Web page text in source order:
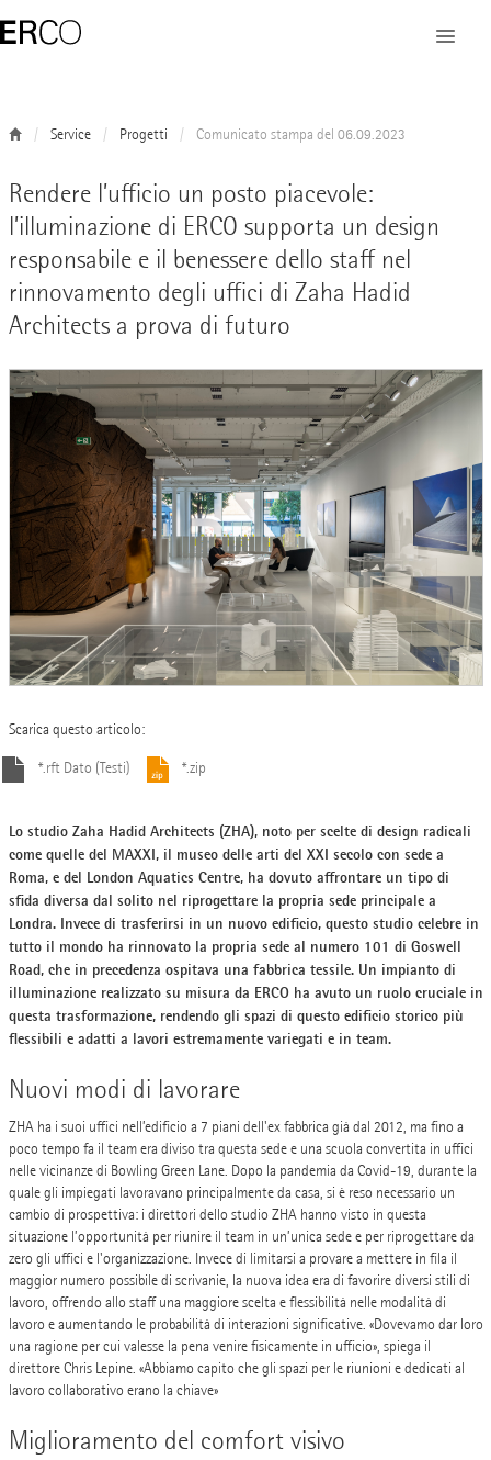
Service Progetti Comunicato stampa del 06.09.2023
Rendere l’ufficio un posto piacevole:
l’illuminazione di ERCO supporta un design
responsabile e il benessere dello staff nel
rinnovamento degli uffici di Zaha Hadid
Architects a prova di futuro
Scarica questo articolo:
*.rft Dato (Testi) *.zip
Lo studio Zaha Hadid Architects (ZHA), noto per scelte di design radicali
come quelle del MAXXI, il museo delle arti del XXI secolo con sede a
Roma, e del London Aquatics Centre, ha dovuto affrontare un tipo di
sfida diversa dal solito nel riprogettare la propria sede principale a
Londra. Invece di trasferirsi in un nuovo edificio, questo studio celebre in
tutto il mondo ha rinnovato la propria sede al numero 101 di Goswell
Road, che in precedenza ospitava una fabbrica tessile. Un impianto di
illuminazione realizzato su misura da ERCO ha avuto un ruolo cruciale in
questa trasformazione, rendendo gli spazi di questo edificio storico più
flessibili e adatti a lavori estremamente variegati e in team.
Nuovi modi di lavorare
ZHA ha i suoi uffici nell’edificio a 7 piani dell'ex fabbrica già dal 2012, ma fino a
poco tempo fa il team era diviso tra questa sede e una scuola convertita in uffici
nelle vicinanze di Bowling Green Lane. Dopo la pandemia da Covid-19, durante la
quale gli impiegati lavoravano principalmente da casa, si è reso necessario un
cambio di prospettiva: i direttori dello studio ZHA hanno visto in questa
situazione l’opportunità per riunire il team in un’unica sede e per riprogettare da
zero gli uffici e l'organizzazione. Invece di limitarsi a provare a mettere in fila il
maggior numero possibile di scrivanie, la nuova idea era di favorire diversi stili di
lavoro, offrendo allo staff una maggiore scelta e flessibilità nelle modalità di
lavoro e aumentando le probabilità di interazioni significative. «Dovevamo dar loro
una ragione per cui valesse la pena venire fisicamente in ufficio», spiega il
direttore Chris Lepine. «Abbiamo capito che gli spazi per le riunioni e dedicati al
lavoro collaborativo erano la chiave»
Miglioramento del comfort visivo